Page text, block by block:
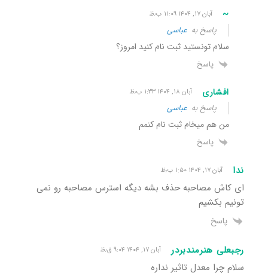
~ آبان ۱۷, ۱۴۰۴ ۱۱:۰۹ ب٫ظ
پاسخ بهعباسی
سلام تونستید ثبت نام کنید امروز؟
پاسخ
افشاری آبان ۱۸, ۱۴۰۴ ۱:۳۳ ب٫ظ
پاسخ بهعباسی
من هم میخام ثبت نام کنمم
پاسخ
ندا آبان ۱۷, ۱۴۰۴ ۱:۵۰ ب٫ظ
ای کاش مصاحبه حذف بشه دیگه استرس مصاحبه رو نمی
تونیم بکشیم
پاسخ
رجبعلی هنرمندبردر آبان ۱۷, ۱۴۰۴ ۹:۰۴ ق٫ظ
سلام چرا معدل تاثیر نداره